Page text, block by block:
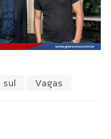
sul Vagas